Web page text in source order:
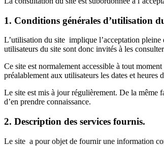
1. Conditions générales d’utilisation
L’utilisation du site implique l’acceptation pleine
utilisateurs du site sont donc invités à les
Ce site est normalement accessible à tout
préalablement aux utilisateurs les dates et heures
Le site est mis à jour régulièrement. De la même
d’en prendre connaissance.
2. Description des services fournis.
Le site a pour objet de fournir une information